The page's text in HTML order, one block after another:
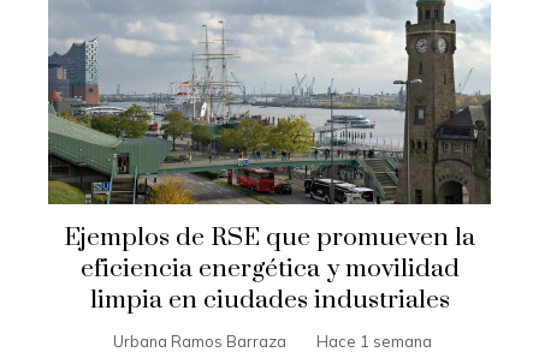
Ejemplos de RSE que promueven la
eficiencia energética y movilidad
limpia en ciudades industriales
Urbana Ramos Barraza Hace 1 semana